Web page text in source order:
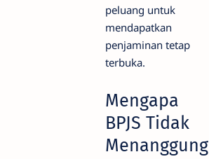
peluang untuk
mendapatkan
penjaminan tetap
terbuka.
Mengapa
BPJS Tidak
Menanggung